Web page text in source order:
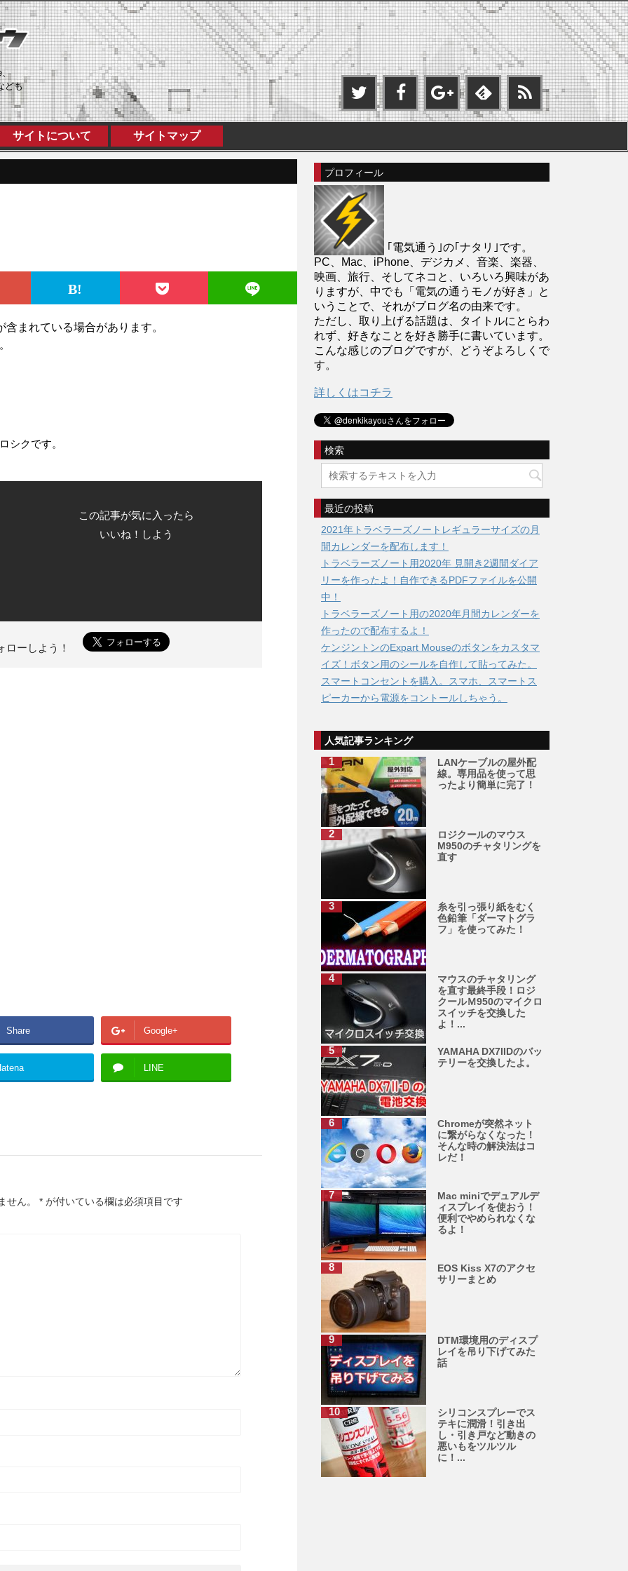
、
ども
サイトについて サイトマップ
まれている場合があります。
シクです。
この記事が気に入ったら
いいね！しよう
ローしよう！
Share Google+
LINE
せん。 * が付いている欄は必須項目です
プロフィール
｢電気通う｣の｢ナタリ｣です。
PC、Mac、iPhone、デジカメ、音楽、楽器、
映画、旅行、そしてネコと、いろいろ興味があ
りますが、中でも「電気の通うモノが好き」と
いうことで、それがブログ名の由来です。
ただし、取り上げる話題は、タイトルにとらわ
れず、好きなことを好き勝手に書いています。
こんな感じのブログですが、どうぞよろしくで
す。
詳しくはコチラ
検索
最近の投稿
2021年トラベラーズノートレギュラーサイズの月
間カレンダーを配布します！
トラベラーズノート用2020年 見開き2週間ダイア
リーを作ったよ！自作できるPDFファイルを公開
中！
トラベラーズノート用の2020年月間カレンダーを
作ったので配布するよ！
ケンジントンのExpart Mouseのボタンをカスタマ
イズ！ボタン用のシールを自作して貼ってみた。
スマートコンセントを購入。スマホ、スマートス
ピーカーから電源をコントールしちゃう。
人気記事ランキング
LANケーブルの屋外配
線。専用品を使って思
ったより簡単に完了！
ロジクールのマウス
M950のチャタリングを
直す
糸を引っ張り紙をむく
色鉛筆「ダーマトグラ
フ」を使ってみた！
マウスのチャタリング
を直す最終手段！ロジ
クールＭ950のマイクロ
スイッチを交換した
よ！...
YAMAHA DX7IIDのバッ
テリーを交換したよ。
Chromeが突然ネット
に繋がらなくなった！
そんな時の解決法はコ
レだ！
Mac miniでデュアルデ
ィスプレイを使おう！
便利でやめられなくな
るよ！
EOS Kiss X7のアクセ
サリーまとめ
DTM環境用のディスプ
レイを吊り下げてみた
話
シリコンスプレーでス
テキに潤滑！引き出
し・引き戸など動きの
悪いもをツルツル
に！...